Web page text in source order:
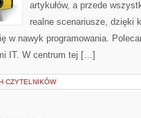
artykułów, a przede
realne scenariusze, dzięki
w nawyk programowania.
IT. W centrum tej […]
CZYTELNIKÓW